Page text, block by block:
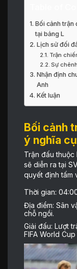
Bối cảnh trận
tại bảng L
Lịch sử đối
Trận
Sự
Nhận định
Anh
Kết luận
Bối cảnh
ý nghĩa
Trận đấu
sẽ diễn ra tại
quyết định tấm
Thời gian:
Địa điểm: Sân
chỗ ngồi.
Giải đấu: Lượt
FIFA World